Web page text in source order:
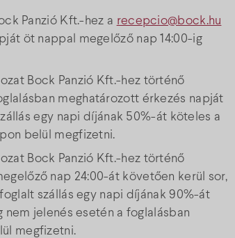
Panzió Kft.-hez a recepcio@bock.hu
öt nappal megelőző nap 14:00-ig
Bock Panzió Kft.-hez történő
meghatározott érkezés napját
egy napi díjának 50%-át köteles a
belül megfizetni.
Bock Panzió Kft.-hez történő
nap 24:00-át követően kerül sor,
szállás egy napi díjának 90%-át
jelenés esetén a foglalásban
megfizetni.